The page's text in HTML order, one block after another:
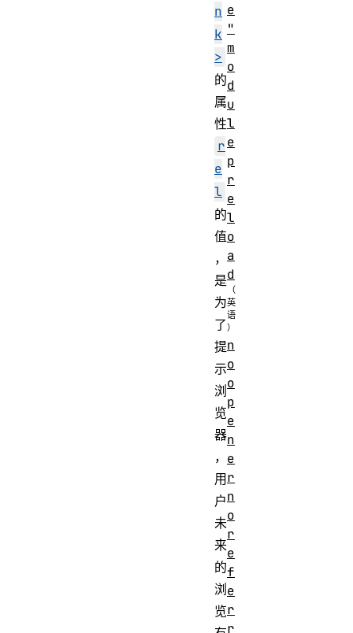
n
k
>
的
属
性
r
e
l
的
值
，
是
为
了
提
示
浏
览
器
，
用
户
未
来
的
浏
览
e
"
m
o
d
u
l
e
p
r
e
l
o
a
d
n
o
o
p
e
n
e
r
n
o
r
e
f
e
r
r